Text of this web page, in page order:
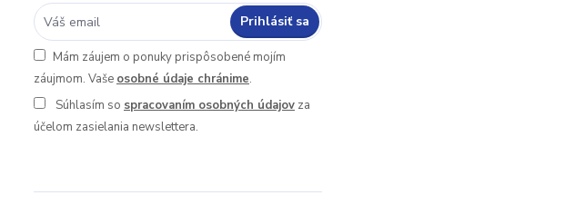
Prihlásiť sa
Mám záujem o ponuky prispôsobené mojím
záujmom. Vaše osobné údaje chránime.
Súhlasím so spracovaním osobných údajov za
účelom zasielania newslettera.